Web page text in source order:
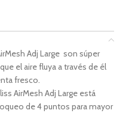
Adj Large son súper
el aire fluya a través de él
fresco.
AirMesh Adj Large está
de 4 puntos para mayor